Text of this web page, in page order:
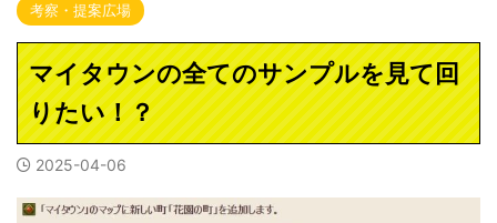
考察・提案広場
マイタウンの全てのサンプルを見て回
りたい！？
2025-04-06